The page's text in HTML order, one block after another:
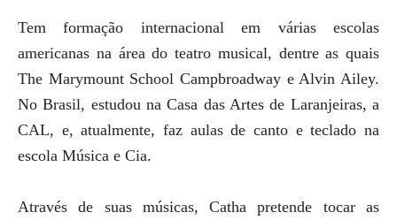
Tem formação internacional em várias escolas
americanas na área do teatro musical, dentre as quais
The Marymount School Campbroadway e Alvin Ailey.
No Brasil, estudou na Casa das Artes de Laranjeiras, a
CAL, e, atualmente, faz aulas de canto e teclado na
escola Música e Cia.
Através de suas músicas, Catha pretende tocar as